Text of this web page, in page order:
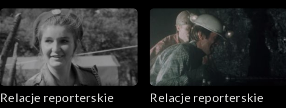
Relacje reporterskie Relacje reporterskie